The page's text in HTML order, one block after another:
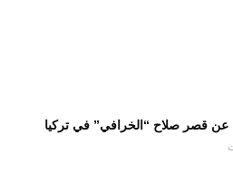
قصر صلاح “الخرافي” في تركيا